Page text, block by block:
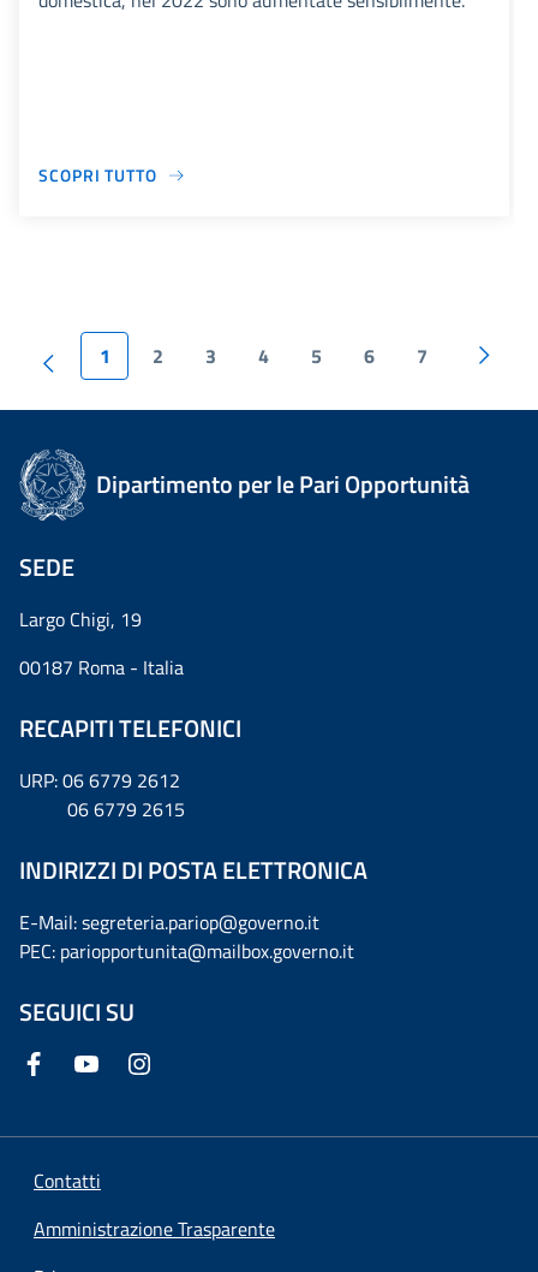
SCOPRI TUTTO
1 2 3 4 5 6 7
Dipartimento per le Pari Opportunità
SEDE
Largo Chigi, 19
00187 Roma - Italia
RECAPITI TELEFONICI
URP: 06 6779 2612
06 6779 2615
INDIRIZZI DI POSTA ELETTRONICA
E-Mail: segreteria.pariop@governo.it
PEC: pariopportunita@mailbox.governo.it
SEGUICI SU
Contatti
Amministrazione Trasparente